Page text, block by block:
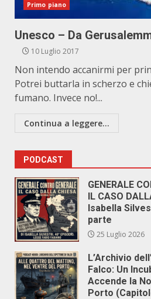
Primo piano
Unesco – Da
10 Luglio 2017
Non intendo accanirmi per
Potrei buttarla in scherzo e
fumano. Invece no!...
Continua a leggere...
PODCAST
GENERALE
IL CASO
Isabella
parte
25 Luglio 2026
L’Archivio
Falco: Un
Accende la
Porto